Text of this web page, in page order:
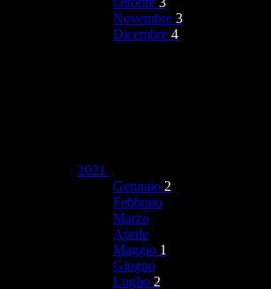
Novembre 3
Dicembre 4
2021
Gennaio 2
Febbraio
Marzo
Aprile
Maggio 1
Giugno
Luglio 2